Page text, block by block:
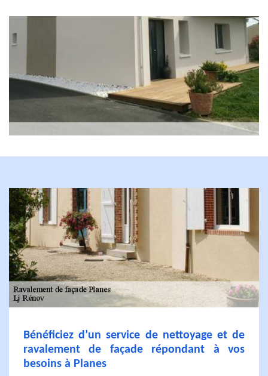
Bénéficiez d’un service de nettoyage et de
ravalement de façade répondant à vos
besoins à Planes